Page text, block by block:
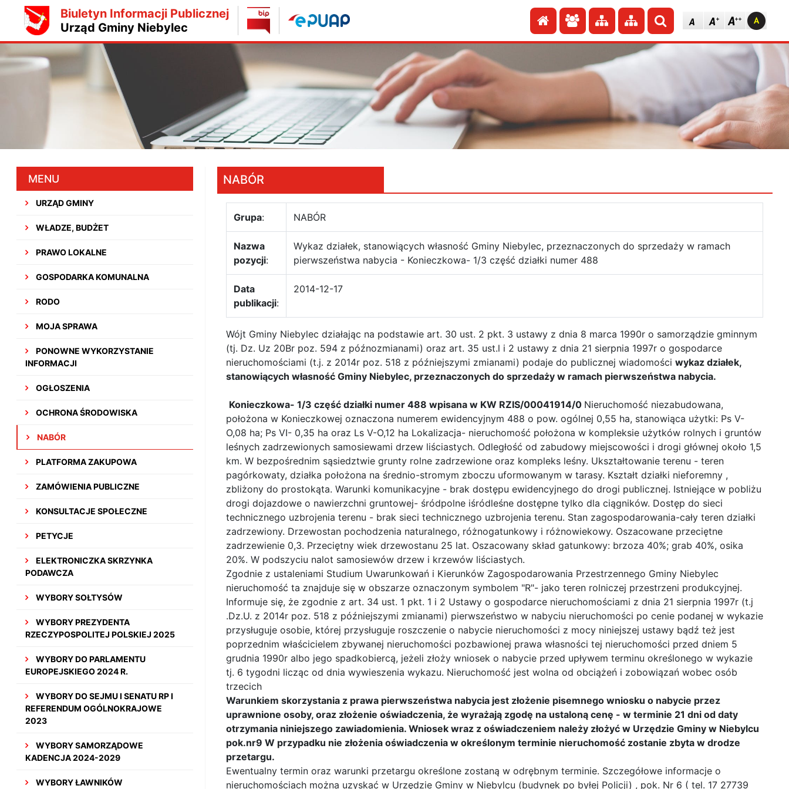
Biuletyn Informacji Publicznej
Urząd Gminy Niebylec
Przejdź do strony głównej
Przejdź do redakcji
Przejdź do mapy strony
Przejdź do mapy strony
Szukaj
MENU
URZĄD GMINY
WŁADZE, BUDŻET
PRAWO LOKALNE
GOSPODARKA KOMUNALNA
RODO
MOJA SPRAWA
PONOWNE WYKORZYSTANIE
INFORMACJI
OGŁOSZENIA
OCHRONA ŚRODOWISKA
NABÓR
PLATFORMA ZAKUPOWA
ZAMÓWIENIA PUBLICZNE
KONSULTACJE SPOŁECZNE
PETYCJE
ELEKTRONICZKA SKRZYNKA
PODAWCZA
WYBORY SOŁTYSÓW
WYBORY PREZYDENTA
RZECZYPOSPOLITEJ POLSKIEJ 2025
WYBORY DO PARLAMENTU
EUROPEJSKIEGO 2024 R.
WYBORY DO SEJMU I SENATU RP I
REFERENDUM OGÓLNOKRAJOWE
2023
WYBORY SAMORZĄDOWE
KADENCJA 2024-2029
WYBORY ŁAWNIKÓW
NABÓR
Grupa: NABÓR
Nazwa
pozycji:
Wykaz działek, stanowiących własność Gminy Niebylec, przeznaczonych do sprzedaży w ramach
pierwszeństwa nabycia - Konieczkowa- 1/3 część działki numer 488
Data
publikacji:
2014-12-17
Wójt Gminy Niebylec działając na podstawie art. 30 ust. 2 pkt. 3 ustawy z dnia 8 marca 1990r o samorządzie gminnym
(tj. Dz. Uz 20Br poz. 594 z późnozmianami) oraz art. 35 ust.l i 2 ustawy z dnia 21 sierpnia 1997r o gospodarce
nieruchomościami (t.j. z 2014r poz. 518 z późniejszymi zmianami) podaje do publicznej wiadomościwykaz działek,
stanowiących własność Gminy Niebylec, przeznaczonych do sprzedaży w ramach pierwszeństwa nabycia.
Konieczkowa- 1/3 część działki numer 488 wpisana w KW RZIS/00041914/0 Nieruchomość niezabudowana,
położona w Konieczkowej oznaczona numerem ewidencyjnym 488 o pow. ogólnej 0,55 ha, stanowiąca użytki: Ps V-
O,08 ha; Ps VI- 0,35 ha oraz Ls V-O,12 ha Lokalizacja- nieruchomość położona w kompleksie użytków rolnych i gruntów
leśnych zadrzewionych samosiewami drzew liściastych. Odległość od zabudowy miejscowości i drogi głównej około 1,5
km. W bezpośrednim sąsiedztwie grunty rolne zadrzewione oraz kompleks leśny. Ukształtowanie terenu - teren
pagórkowaty, działka położona na średnio-stromym zboczu uformowanym w tarasy. Kształt działki nieforemny ,
zbliżony do prostokąta. Warunki komunikacyjne - brak dostępu ewidencyjnego do drogi publicznej. Istniejące w pobliżu
drogi dojazdowe o nawierzchni gruntowej- śródpolne iśródleśne dostępne tylko dla ciągników. Dostęp do sieci
technicznego uzbrojenia terenu - brak sieci technicznego uzbrojenia terenu. Stan zagospodarowania-cały teren działki
zadrzewiony. Drzewostan pochodzenia naturalnego, różnogatunkowy i różnowiekowy. Oszacowane przeciętne
zadrzewienie 0,3. Przeciętny wiek drzewostanu 25 lat. Oszacowany skład gatunkowy: brzoza 40%; grab 40%, osika
20%. W podszyciu nalot samosiewów drzew i krzewów liściastych.
Zgodnie z ustaleniami Studium Uwarunkowań i Kierunków Zagospodarowania Przestrzennego Gminy Niebylec
nieruchomość ta znajduje się w obszarze oznaczonym symbolem "R"- jako teren rolniczej przestrzeni produkcyjnej.
Informuje się, że zgodnie z art. 34 ust. 1 pkt. 1 i 2 Ustawy o gospodarce nieruchomościami z dnia 21 sierpnia 1997r (t.j
.Dz.U. z 2014r poz. 518 z późniejszymi zmianami) pierwszeństwo w nabyciu nieruchomości po cenie podanej w wykazie
przysługuje osobie, której przysługuje roszczenie o nabycie nieruchomości z mocy niniejszej ustawy bądź też jest
poprzednim właścicielem zbywanej nieruchomości pozbawionej prawa własności tej nieruchomości przed dniem 5
grudnia 1990r albo jego spadkobiercą, jeżeli złoży wniosek o nabycie przed upływem terminu określonego w wykazie
tj. 6 tygodni licząc od dnia wywieszenia wykazu. Nieruchomość jest wolna od obciążeń i zobowiązań wobec osób
trzecich
Warunkiem skorzystania z prawa pierwszeństwa nabycia jest złożenie pisemnego wniosku o nabycie przez
uprawnione osoby, oraz złożenie oświadczenia, że wyrażają zgodę na ustaloną cenę - w terminie 21 dni od daty
otrzymania niniejszego zawiadomienia. Wniosek wraz z oświadczeniem należy złożyć w Urzędzie Gminy w Niebylcu
pok.nr9 W przypadku nie złożenia oświadczenia w określonym terminie nieruchomość zostanie zbyta w drodze
przetargu.
Ewentualny termin oraz warunki przetargu określone zostaną w odrębnym terminie. Szczegółowe informacje o
nieruchomościach można uzyskać w Urzędzie Gminy w Niebylcu (budynek po byłej Policji) , pok. Nr 6 ( tel. 17 27739